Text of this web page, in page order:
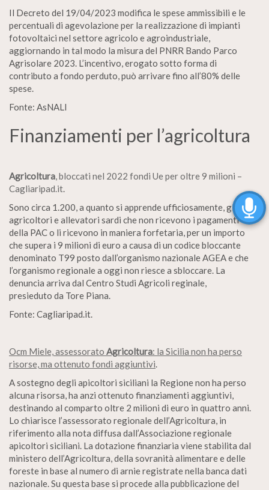
Il Decreto del 19/04/2023 modifica le spese ammissibili e le
percentuali di agevolazione per la realizzazione di impianti
fotovoltaici nel settore agricolo e agroindustriale,
aggiornando in tal modo la misura del PNRR Bando Parco
Agrisolare 2023. L’incentivo, erogato sotto forma di
contributo a fondo perduto, può arrivare fino all’80% delle
spese.
Fonte: AsNALI
Finanziamenti per l’agricoltura
Agricoltura, bloccati nel 2022 fondi Ue per oltre 9 milioni –
Cagliaripad.it.
Sono circa 1.200, a quanto si apprende ufficiosamente, gli
agricoltori e allevatori sardi che non ricevono i pagamenti
della PAC o li ricevono in maniera forfetaria, per un importo
che supera i 9 milioni di euro a causa di un codice bloccante
denominato T99 posto dall’organismo nazionale AGEA e che
l’organismo regionale a oggi non riesce a sbloccare. La
denuncia arriva dal Centro Studi Agricoli reginale,
presieduto da Tore Piana.
Fonte: Cagliaripad.it.
Ocm Miele, assessorato Agricoltura: la Sicilia non ha perso
risorse, ma ottenuto fondi aggiuntivi.
A sostegno degli apicoltori siciliani la Regione non ha perso
alcuna risorsa, ha anzi ottenuto finanziamenti aggiuntivi,
destinando al comparto oltre 2 milioni di euro in quattro anni.
Lo chiarisce l’assessorato regionale dell’Agricoltura, in
riferimento alla nota diffusa dall’Associazione regionale
apicoltori siciliani. La dotazione finanziaria viene stabilita dal
ministero dell’Agricoltura, della sovranità alimentare e delle
foreste in base al numero di arnie registrate nella banca dati
nazionale. Su questa base si procede alla pubblicazione del